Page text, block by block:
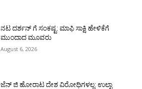
ನಟ ದರ್ಶನ್ ಗೆ ಸಂಕಷ್ಟ: ಮಾಫಿ ಸಾಕ್ಷಿ ಹೇಳಿಕೆಗೆ
ಮುಂದಾದ ಮೂವರು
August 6, 2026
ಜೆನ್ ಜಿ ಹೋರಾಟ ದೇಶ ವಿರೋಧಿಗಳಲ್ಲ: ಉಲ್ಟಾ